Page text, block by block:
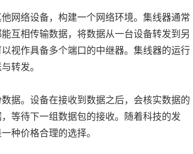
网络设备，构建一个网络环境。集线器通常
互相传输数据，将数据从一台设备转发到另
视作具备多个端口的中继器。集线器的运行
转发。
据。设备在接收到数据之后，会核实数据的
等待下一组数据包的接收。随着科技的发
种价格合理的选择。